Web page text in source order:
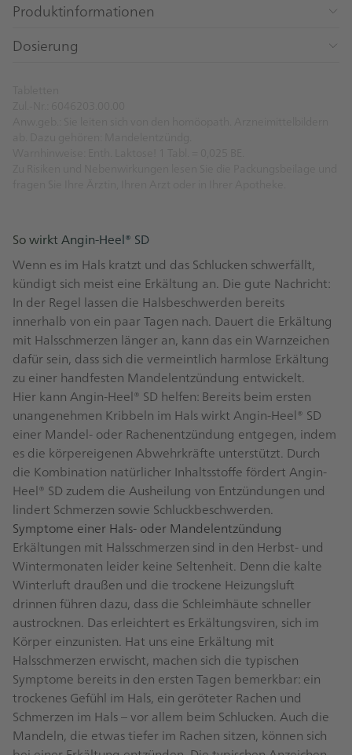
Produktinformationen
Dosierung
So wirkt Angin-Heel® SD
Wenn es im Hals kratzt und das Schlucken schwerfällt,
kündigt sich meist eine Erkältung an. Die gute Nachricht:
In der Regel lassen die Halsbeschwerden bereits
innerhalb von ein paar Tagen nach. Dauert die Erkältung
mit Halsschmerzen länger an, kann das ein Warnzeichen
dafür sein, dass sich die vermeintlich harmlose Erkältung
zu einer handfesten Mandelentzündung entwickelt.
Hier kann Angin-Heel® SD helfen: Bereits beim ersten
unangenehmen Kribbeln im Hals wirkt Angin-Heel® SD
einer Mandel- oder Rachenentzündung entgegen, indem
es die körpereigenen Abwehrkräfte unterstützt. Durch
die Kombination natürlicher Inhaltsstoffe fördert Angin-
Heel® SD zudem die Ausheilung von Entzündungen und
lindert Schmerzen sowie Schluckbeschwerden.
Symptome einer Hals- oder Mandelentzündung
Erkältungen mit Halsschmerzen sind in den Herbst- und
Wintermonaten leider keine Seltenheit. Denn die kalte
Winterluft draußen und die trockene Heizungsluft
drinnen führen dazu, dass die Schleimhäute schneller
austrocknen. Das erleichtert es Erkältungsviren, sich im
Körper einzunisten. Hat uns eine Erkältung mit
Halsschmerzen erwischt, machen sich die typischen
Symptome bereits in den ersten Tagen bemerkbar: ein
trockenes Gefühl im Hals, ein geröteter Rachen und
Schmerzen im Hals – vor allem beim Schlucken. Auch die
Mandeln, die etwas tiefer im Rachen sitzen, können sich